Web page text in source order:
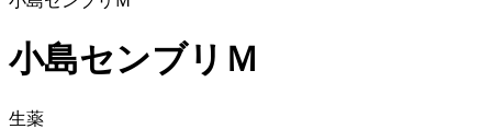
小島センブリＭ
生薬